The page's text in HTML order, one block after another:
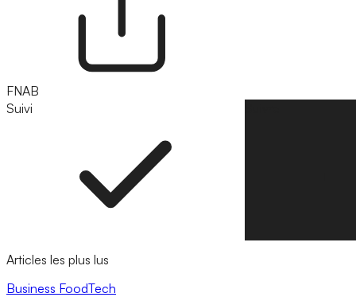
FNAB
Suivi
Articles les plus lus
Business FoodTech